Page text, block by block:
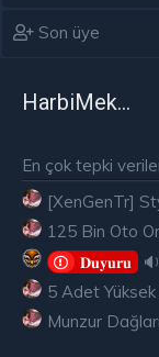
Son üye
HarbiMekân
En çok tepki
[XenGenTr]
𝐃𝐮𝐲𝐮𝐫𝐮